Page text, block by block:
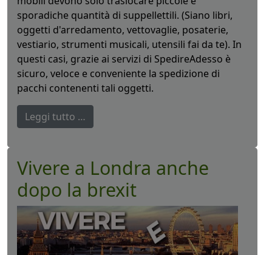
sporadiche quantità di suppellettili. (Siano libri,
oggetti d'arredamento, vettovaglie, posaterie,
vestiario, strumenti musicali, utensili fai da te). In
questi casi, grazie ai servizi di SpedireAdesso è
sicuro, veloce e conveniente la spedizione di
pacchi contenenti tali oggetti.
Leggi tutto …
Vivere a Londra anche
dopo la brexit